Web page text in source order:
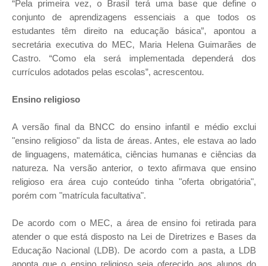
“Pela primeira vez, o Brasil terá uma base que define o
conjunto de aprendizagens essenciais a que todos os
estudantes têm direito na educação básica”, apontou a
secretária executiva do MEC, Maria Helena Guimarães de
Castro. “Como ela será implementada dependerá dos
currículos adotados pelas escolas”, acrescentou.
Ensino religioso
A versão final da BNCC do ensino infantil e médio exclui
"ensino religioso" da lista de áreas. Antes, ele estava ao lado
de linguagens, matemática, ciências humanas e ciências da
natureza. Na versão anterior, o texto afirmava que ensino
religioso era área cujo conteúdo tinha "oferta obrigatória",
porém com "matrícula facultativa".
De acordo com o MEC, a área de ensino foi retirada para
atender o que está disposto na Lei de Diretrizes e Bases da
Educação Nacional (LDB). De acordo com a pasta, a LDB
aponta que o ensino religioso seja oferecido aos alunos do